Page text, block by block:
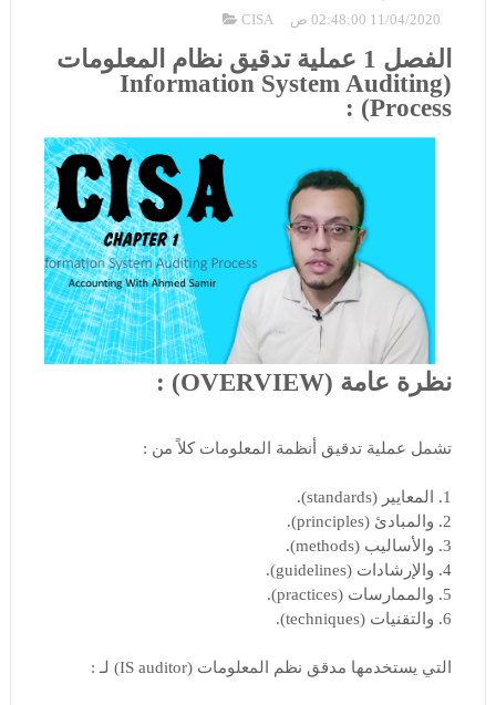
11/04/2020 02:48:00 ص CISA
الفصل 1 عملية تدقيق نظام المعلومات
(Information System Auditing
Process) :
نظرة عامة (OVERVIEW) :
تشمل عملية تدقيق أنظمة المعلومات كلاً من :
1. المعايير (standards).
2. والمبادئ (principles).
3. والأساليب (methods).
4. والإرشادات (guidelines).
5. والممارسات (practices).
6. والتقنيات (techniques).
التي يستخدمها مدقق نظم المعلومات (IS auditor) لـ :